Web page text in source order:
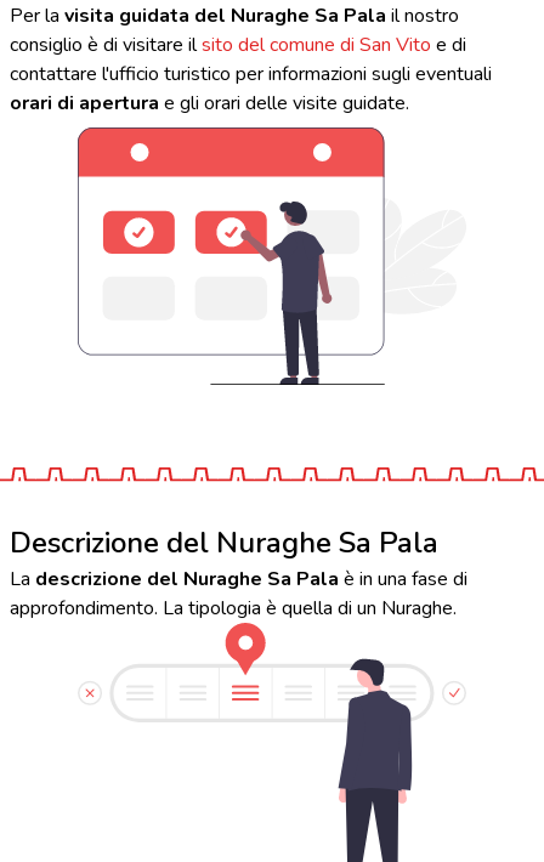
Per la visita guidata del Nuraghe Sa Pala il nostro
consiglio è di visitare ilsito del comune di San Vito e di
contattare l'ufficio turistico per informazioni sugli eventuali
orari di apertura e gli orari delle visite guidate.
Descrizione del Nuraghe Sa Pala
La descrizione del Nuraghe Sa Pala è in una fase di
approfondimento. La tipologia è quella di un Nuraghe.